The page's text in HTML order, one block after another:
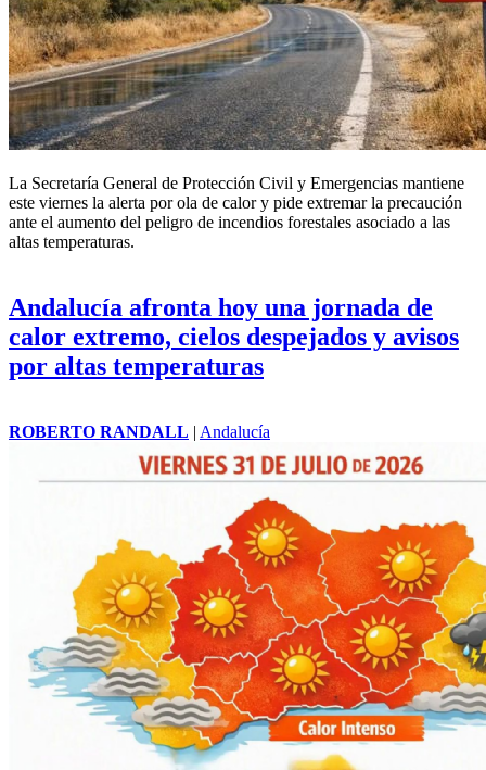
La Secretaría General de Protección Civil y Emergencias mantiene
este viernes la alerta por ola de calor y pide extremar la precaución
ante el aumento del peligro de incendios forestales asociado a las
altas temperaturas.
Andalucía afronta hoy una jornada de
calor extremo, cielos despejados y avisos
por altas temperaturas
ROBERTO RANDALL | Andalucía